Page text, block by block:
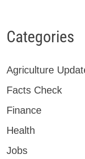
Categories
Agriculture
Facts Check
Finance
Health
Jobs